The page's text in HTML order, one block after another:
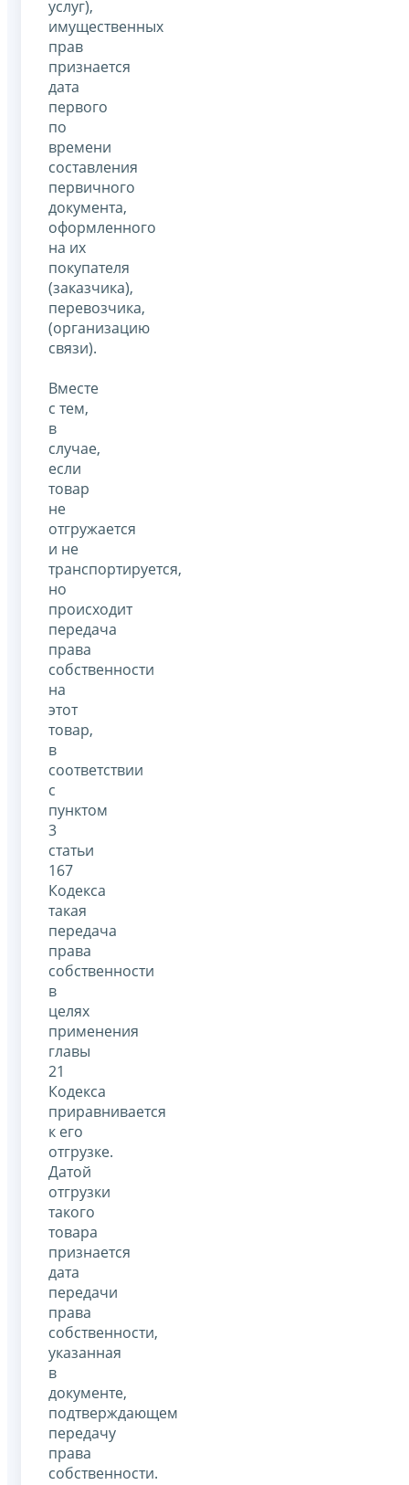
услуг),
имущественных
прав
признается
дата
первого
по
времени
составления
первичного
документа,
оформленного
на их
покупателя
(заказчика),
перевозчика,
(организацию
связи).
Вместе
с тем,
в
случае,
если
товар
не
отгружается
и не
транспортируется,
но
происходит
передача
права
собственности
на
этот
товар,
в
соответствии
с
пунктом
3
статьи
167
Кодекса
такая
передача
права
собственности
в
целях
применения
главы
21
Кодекса
приравнивается
к его
отгрузке.
Датой
отгрузки
такого
товара
признается
дата
передачи
права
собственности,
указанная
в
документе,
подтверждающем
передачу
права
собственности.